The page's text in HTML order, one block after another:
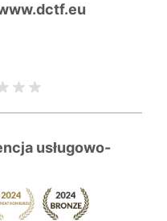
usługowo-